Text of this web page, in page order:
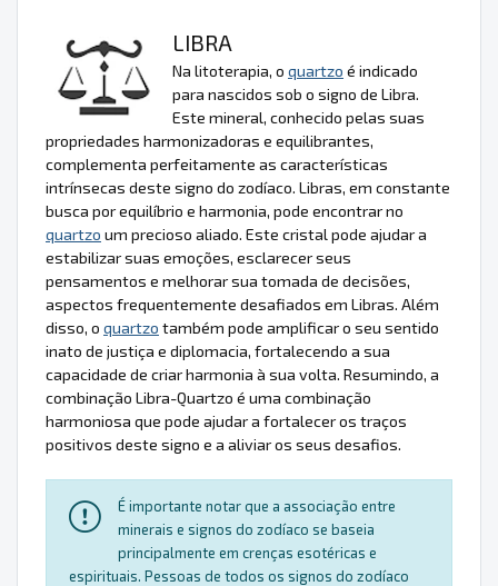
LIBRA
Na litoterapia, o quartzo é indicado
para nascidos sob o signo de Libra.
Este mineral, conhecido pelas suas
propriedades harmonizadoras e equilibrantes,
complementa perfeitamente as características
intrínsecas deste signo do zodíaco. Libras, em constante
busca por equilíbrio e harmonia, pode encontrar no
quartzo um precioso aliado. Este cristal pode ajudar a
estabilizar suas emoções, esclarecer seus
pensamentos e melhorar sua tomada de decisões,
aspectos frequentemente desafiados em Libras. Além
disso, o quartzo também pode amplificar o seu sentido
inato de justiça e diplomacia, fortalecendo a sua
capacidade de criar harmonia à sua volta. Resumindo, a
combinação Libra-Quartzo é uma combinação
harmoniosa que pode ajudar a fortalecer os traços
positivos deste signo e a aliviar os seus desafios.
É importante notar que a associação entre
minerais e signos do zodíaco se baseia
principalmente em crenças esotéricas e
espirituais. Pessoas de todos os signos do zodíaco